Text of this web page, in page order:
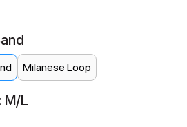
Milanese Loop
M/L